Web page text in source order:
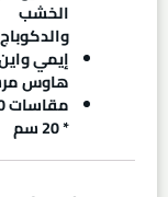
الخشب
والدكوباج
إيمي
هاوس
* 20 سم